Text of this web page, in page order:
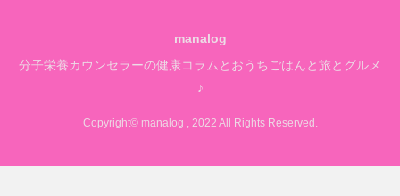
manalog
分子栄養カウンセラーの健康コラムとおうちごはんと旅とグルメ
♪
Copyright© manalog , 2022 All Rights Reserved.